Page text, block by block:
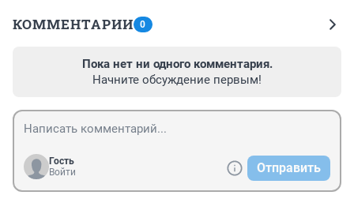
КОММЕНТАРИИ 0
Пока нет ни одного комментария.
Начните обсуждение первым!
Гость
Войти
Отправить